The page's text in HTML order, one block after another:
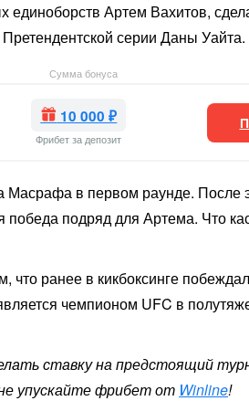
единоборств Артем Вахитов,
серии Даны Уайта.
Сумма бонуса
10 000 ₽
Фрибет за депозит
Масрафа в первом раунде. После
победа подряд для Артема. Что
что ранее в кикбоксинге
чемпионом UFC в
ставку на предстоящий
упускайте фрибет от Winline!